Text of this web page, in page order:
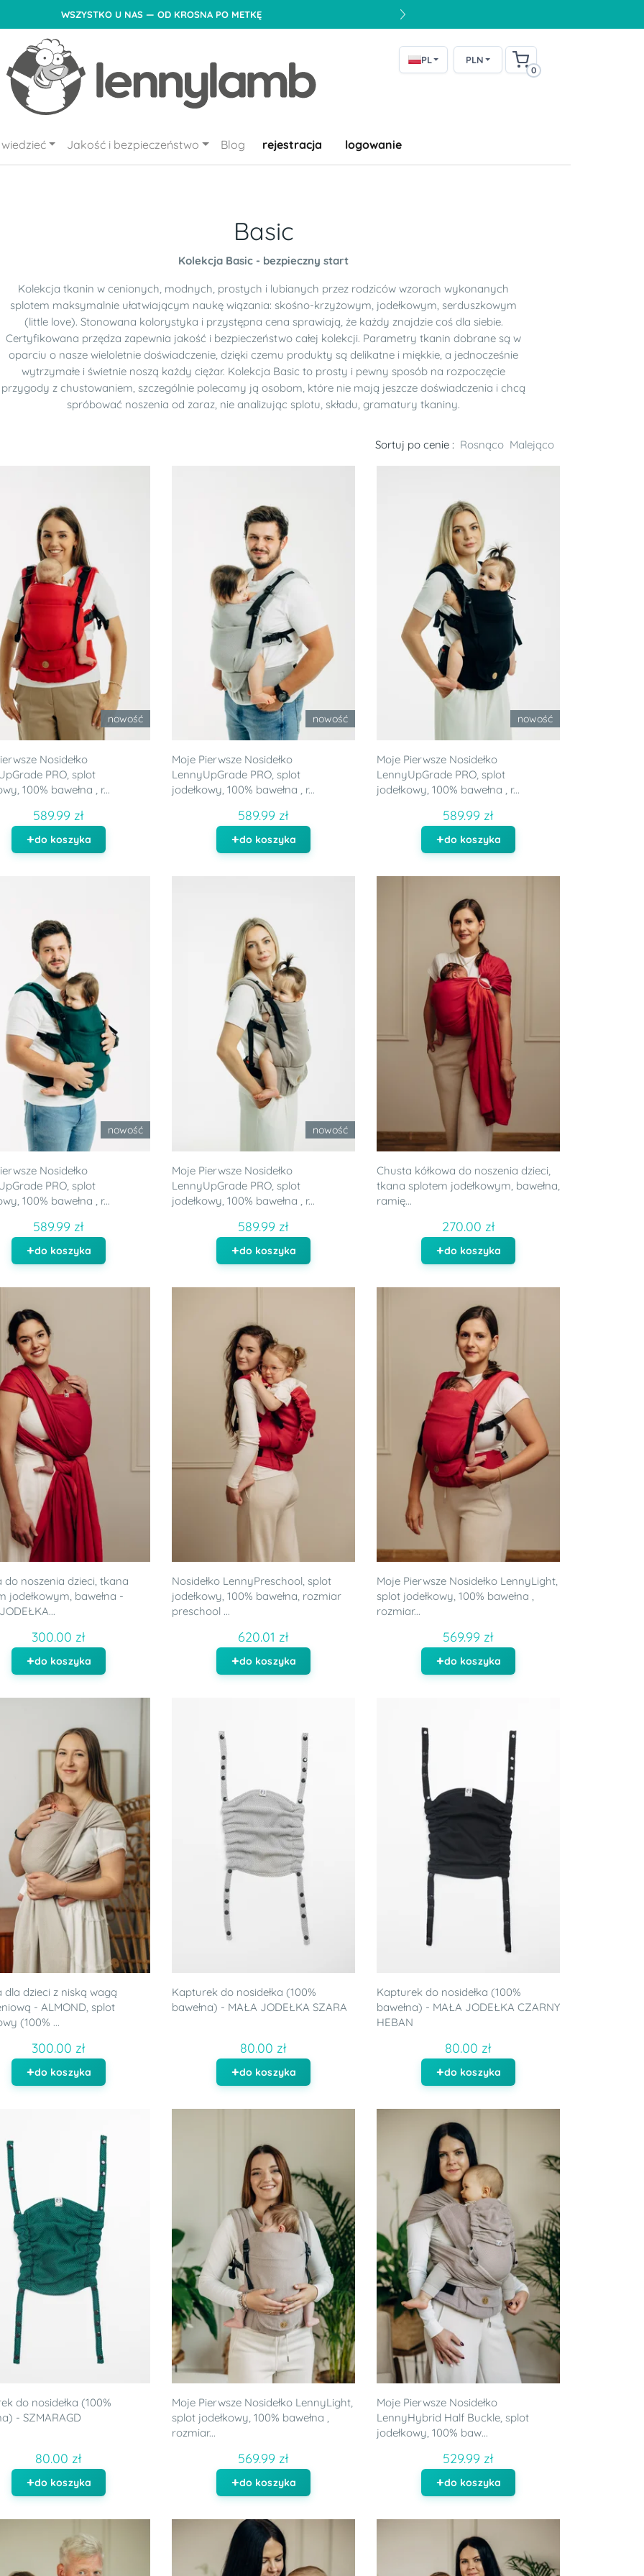
WSZYSTKO U NAS — OD KROSNA PO METKĘ
PL PLN
0
Jakość i bezpieczeństwo Blog rejestracja logowanie
Basic
Kolekcja Basic - bezpieczny start
Kolekcja tkanin w cenionych, modnych, prostych i lubianych przez rodziców wzorach wykonanych
splotem maksymalnie ułatwiającym naukę wiązania: skośno-krzyżowym, jodełkowym, serduszkowym
(little love). Stonowana kolorystyka i przystępna cena sprawiają, że każdy znajdzie coś dla siebie.
Certyfikowana przędza zapewnia jakość i bezpieczeństwo całej kolekcji. Parametry tkanin dobrane są w
oparciu o nasze wieloletnie doświadczenie, dzięki czemu produkty są delikatne i miękkie, a jednocześnie
wytrzymałe i świetnie noszą każdy ciężar. Kolekcja Basic to prosty i pewny sposób na rozpoczęcie
przygody z chustowaniem, szczególnie polecamy ją osobom, które nie mają jeszcze doświadczenia i chcą
spróbować noszenia od zaraz, nie analizując splotu, składu, gramatury tkaniny.
Sortuj po cenie : Rosnąco Malejąco
nowość
Nosidełko
PRO, splot
100% bawełna , r...
589.99 zł
do koszyka
nowość
Moje Pierwsze Nosidełko
LennyUpGrade PRO, splot
jodełkowy, 100% bawełna , r...
589.99 zł
do koszyka
nowość
Moje Pierwsze Nosidełko
LennyUpGrade PRO, splot
jodełkowy, 100% bawełna , r...
589.99 zł
do koszyka
nowość
Nosidełko
PRO, splot
100% bawełna , r...
589.99 zł
do koszyka
nowość
Moje Pierwsze Nosidełko
LennyUpGrade PRO, splot
jodełkowy, 100% bawełna , r...
589.99 zł
do koszyka
Chusta kółkowa do noszenia dzieci,
tkana splotem jodełkowym, bawełna,
ramię...
270.00 zł
do koszyka
do noszenia dzieci, tkana
jodełkowym, bawełna -
300.00 zł
do koszyka
Nosidełko LennyPreschool, splot
jodełkowy, 100% bawełna, rozmiar
preschool ...
620.01 zł
do koszyka
Moje Pierwsze Nosidełko LennyLight,
splot jodełkowy, 100% bawełna ,
rozmiar...
569.99 zł
do koszyka
dla dzieci z niską wagą
- ALMOND, splot
(100% ...
300.00 zł
do koszyka
Kapturek do nosidełka (100%
bawełna) - MAŁA JODEŁKA SZARA
80.00 zł
do koszyka
Kapturek do nosidełka (100%
bawełna) - MAŁA JODEŁKA CZARNY
HEBAN
80.00 zł
do koszyka
do nosidełka (100%
- SZMARAGD
80.00 zł
do koszyka
Moje Pierwsze Nosidełko LennyLight,
splot jodełkowy, 100% bawełna ,
rozmiar...
569.99 zł
do koszyka
Moje Pierwsze Nosidełko
LennyHybrid Half Buckle, splot
jodełkowy, 100% baw...
529.99 zł
do koszyka